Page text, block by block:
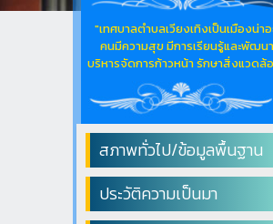
"เทศบาลตำบลเวียงเทิงเป็นเมืองน่า
คนมีความสุข มีการเรียนรู้และพัฒนา
บริหารจัดการก้าวหน้า รักษาสิ่งแวดล้
สภาพทั่วไป/ข้อมูลพื้นฐาน
ประวัติความเป็นมา